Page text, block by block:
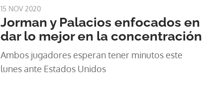
15 NOV 2020
Jorman y Palacios enfocados en
dar lo mejor en la concentración
Ambos jugadores esperan tener minutos este
lunes ante Estados Unidos